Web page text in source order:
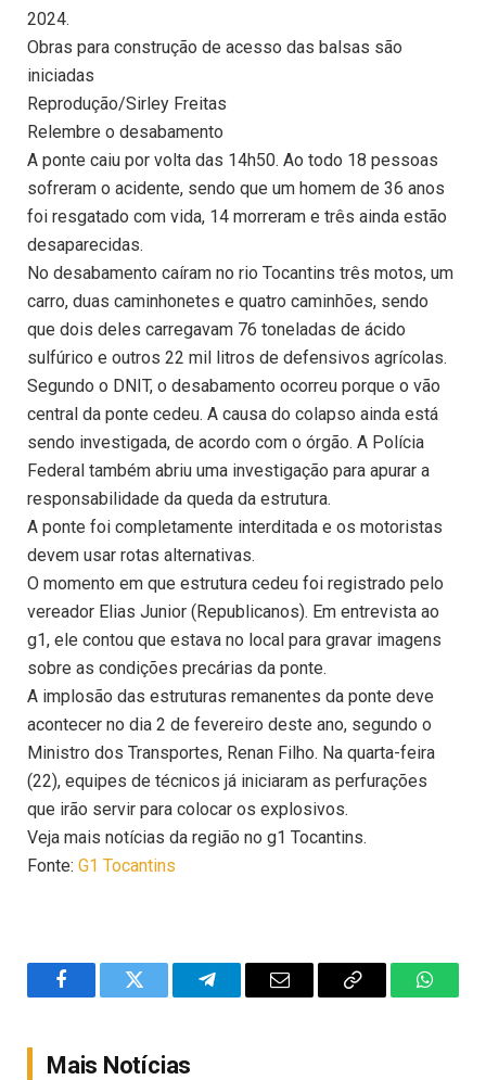
2024.
Obras para construção de acesso das balsas são
iniciadas
Reprodução/Sirley Freitas
Relembre o desabamento
A ponte caiu por volta das 14h50. Ao todo 18 pessoas
sofreram o acidente, sendo que um homem de 36 anos
foi resgatado com vida, 14 morreram e três ainda estão
desaparecidas.
No desabamento caíram no rio Tocantins três motos, um
carro, duas caminhonetes e quatro caminhões, sendo
que dois deles carregavam 76 toneladas de ácido
sulfúrico e outros 22 mil litros de defensivos agrícolas.
Segundo o DNIT, o desabamento ocorreu porque o vão
central da ponte cedeu. A causa do colapso ainda está
sendo investigada, de acordo com o órgão. A Polícia
Federal também abriu uma investigação para apurar a
responsabilidade da queda da estrutura.
A ponte foi completamente interditada e os motoristas
devem usar rotas alternativas.
O momento em que estrutura cedeu foi registrado pelo
vereador Elias Junior (Republicanos). Em entrevista ao
g1, ele contou que estava no local para gravar imagens
sobre as condições precárias da ponte.
A implosão das estruturas remanentes da ponte deve
acontecer no dia 2 de fevereiro deste ano, segundo o
Ministro dos Transportes, Renan Filho. Na quarta-feira
(22), equipes de técnicos já iniciaram as perfurações
que irão servir para colocar os explosivos.
Veja mais notícias da região no g1 Tocantins.
Fonte: G1 Tocantins
FacebookTwitter TelegramEmail
Copy
Mais Notícias